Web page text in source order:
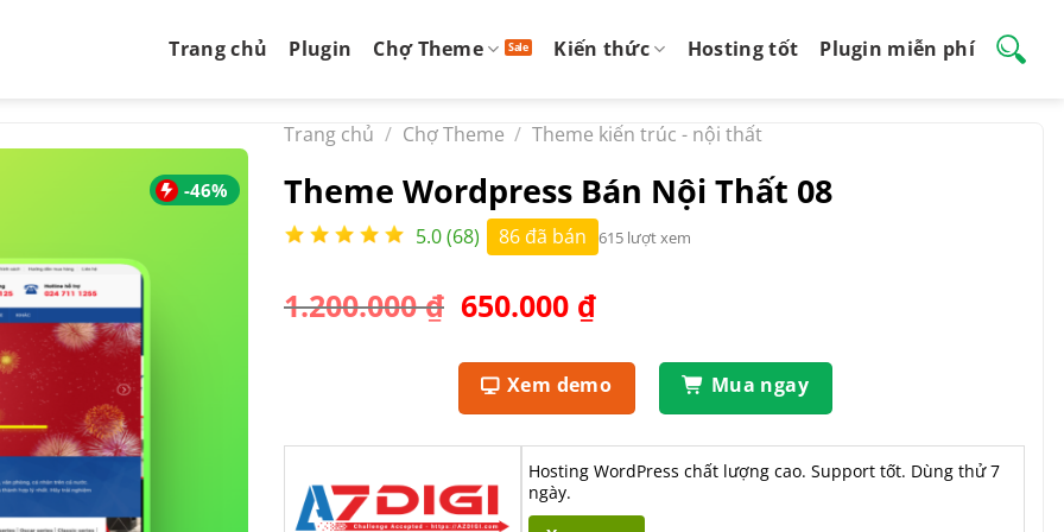
Trang chủ Plugin Chợ Theme Kiến thức Hosting tốt Plugin miễn phí
-46%
Trang chủ / Chợ Theme / Theme kiến trúc - nội thất
Theme Wordpress Bán Nội Thất 08
5.0 (68) 86 đã bán 615 lượt xem
1.200.000₫ Giá
là:
1.200.000 ₫.
650.000 ₫Giá
tại
là:
650.000 ₫.
Xem demo Mua ngay
Hosting WordPress chất lượng cao. Support tốt. Dùng thử 7
ngày.